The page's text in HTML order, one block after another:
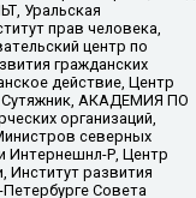
Уральская
прав человека,
центр по
гражданских
действие, Центр
Сутяжник, АКАДЕМИЯ ПО
организаций,
северных
Интернешнл-Р, Центр
развития
Совета